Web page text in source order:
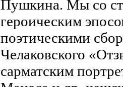
Пушкина. Мы со
героическим
поэтическими
Челаковского
сарматским